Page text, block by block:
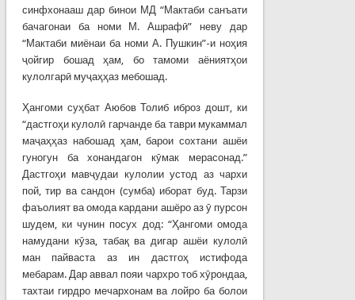
синфхонааш дар бинои МД “Мактаби санъати
бачагонаи ба номи М. Ашрафӣ” неву дар
“Мактаби миёнаи ба номи А. Пушкин”-и ноҳия
ҷойгир бошад ҳам, бо тамоми аёниятҳои
кулолгарӣ муҷаҳҳаз мебошад.
Ҳангоми суҳбат Аюбов Толиб иброз дошт, ки
“дастгоҳи кулолӣ гарчанде ба таври мукаммал
маҷаҳҳаз набошад ҳам, барои сохтани ашёи
гуногун ба хонандагон кӯмак мерасонад.”
Дастгоҳи мавҷудаи кулолии устод аз чархи
пой, тир ва сандон (сумба) иборат буд. Тарзи
фаъолият ва омода кардани ашёро аз ӯ пурсон
шудем, ки чунин посух дод: “Ҳангоми омода
намудани кӯза, табақ ва дигар ашёи кулолӣ
ман пайваста аз ин дастгоҳ истифода
мебарам. Дар аввал пояи чархро тоб хӯрондаа,
тахтаи гирдро мечархонам ва лойро ба болои